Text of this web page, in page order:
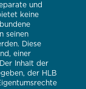
und
keine
seinen
Diese
einer
Inhalt der
der HLB